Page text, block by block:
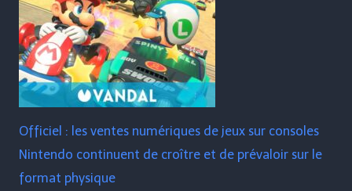
Officiel : les ventes numériques de jeux sur consoles
Nintendo continuent de croître et de prévaloir sur le
format physique